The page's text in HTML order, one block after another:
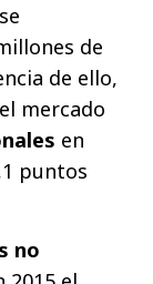
de
de ello,
mercado
en
puntos
no